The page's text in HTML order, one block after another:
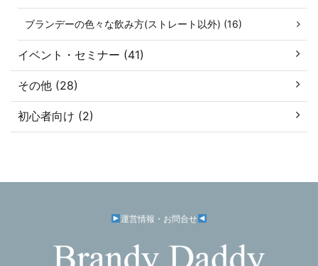
ブランデーの色々な飲み方(ストレート以外) (16)
イベント・セミナー (41)
その他 (28)
初心者向け (2)
運営情報・お問合せ